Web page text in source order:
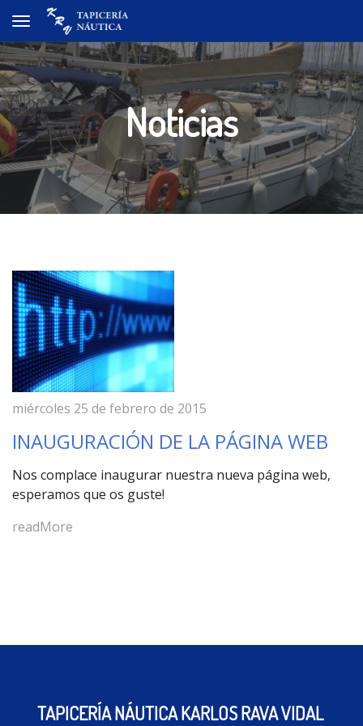
Toggle navigation
Noticias
miércoles 25 de febrero de 2015
INAUGURACIÓN DE LA PÁGINA WEB
Nos complace inaugurar nuestra nueva página web,
esperamos que os guste!
readMore
TAPICERÍA NÁUTICA KARLOS RAVA VIDAL